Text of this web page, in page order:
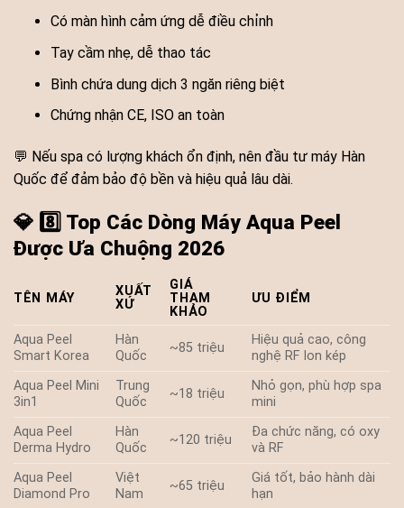
Có màn hình cảm ứng dễ điều chỉnh
Tay cầm nhẹ, dễ thao tác
Bình chứa dung dịch 3 ngăn riêng biệt
Chứng nhận CE, ISO an toàn
💬 Nếu spa có lượng khách ổn định, nên đầu tư máy Hàn
Quốc để đảm bảo độ bền và hiệu quả lâu dài.
💎 8️⃣ Top Các Dòng Máy Aqua Peel
Được Ưa Chuộng 2026
TÊN MÁY
XUẤT
XỨ
GIÁ
THAM
KHẢO
ƯU ĐIỂM
Aqua Peel
Smart Korea
Hàn
Quốc
~85 triệu
Hiệu quả cao, công
nghệ RF Ion kép
Aqua Peel Mini
3in1
Trung
Quốc
~18 triệu
Nhỏ gọn, phù hợp spa
mini
Aqua Peel
Derma Hydro
Hàn
Quốc
~120 triệu
Đa chức năng, có oxy
và RF
Aqua Peel
Diamond Pro
Việt
Nam
~65 triệu
Giá tốt, bảo hành dài
hạn